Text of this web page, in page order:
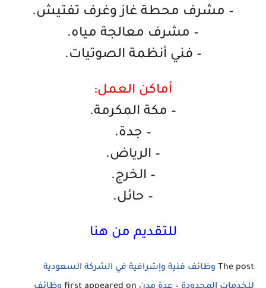
– مشرف محطة غاز وغرف تفتيش.
– مشرف معالجة مياه.
– فني أنظمة الصوتيات.
أماكن العمل:
– مكة المكرمة.
– جدة.
– الرياض.
– الخرج.
– حائل.
للتقديم من هنا
The post وظائف فنية وإشرافية في الشركة السعودية